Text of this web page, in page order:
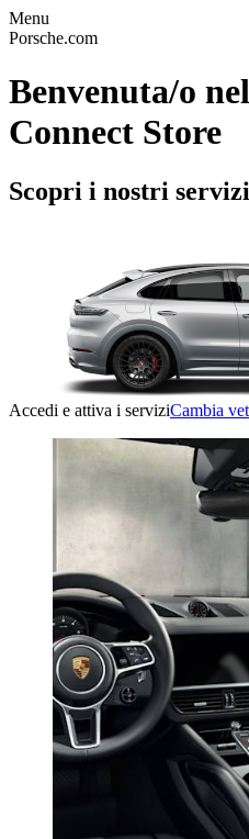
Menu
Porsche.com
Benvenuta/o
Connect Store
Scopri i nostri
Accedi e attiva i serviziCambia